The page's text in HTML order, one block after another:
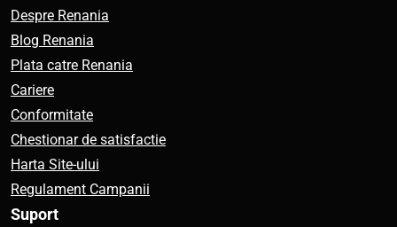
Despre Renania
Blog Renania
Plata catre Renania
Cariere
Conformitate
Chestionar de satisfactie
Harta Site-ului
Regulament Campanii
Suport